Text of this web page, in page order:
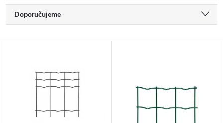
Ř
a
Doporučujeme
Nejprodávanější